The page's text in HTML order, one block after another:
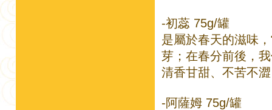
-初蕊 75g/罐
是屬於春天的滋味
芽；在春分前後，
清香甘甜、不苦不
-阿薩姆 75g/罐